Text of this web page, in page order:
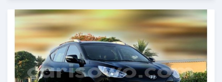
Publié il y a presque 6 ans